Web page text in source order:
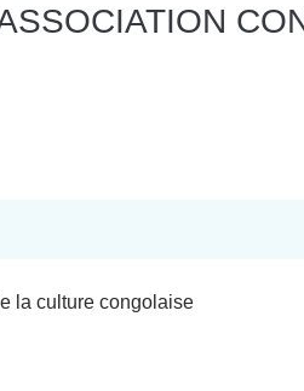
la culture congolaise